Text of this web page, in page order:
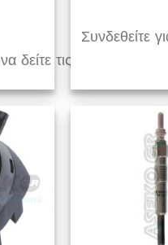
δείτε τις τιμές
Συνδεθείτε